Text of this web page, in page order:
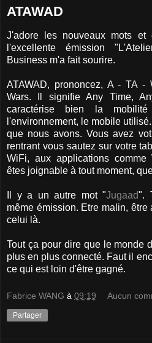
ATAWAD
J'adore les nouveaux mots et
l'excellente émission
Business m'a fait sourire.
ATAWAD, prononcez, A - TA
Wars. Il signifie Any Time,
caractérise bien la
l'environnement, le mobile
que nous avons. Vous avez
rentrant vous sautez sur votre
WiFi, aux applications comme
êtes joignable à tout moment,
Il y a un autre mot "Jugaad".
même émission. Etre malin,
celui là.
Tout ça pour dire que le monde
plus en plus connecté. Faut il
ce qui est loin d'être gagné.
Fabrice WANG à 09:19 Aucun
Partager